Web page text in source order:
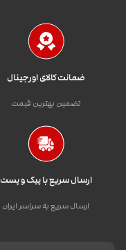
ضمانت کالای اورجینال
تضمین بهترین قیمت
ارسال سریع با پیک و پست
ارسال سریع به سراسر ایران